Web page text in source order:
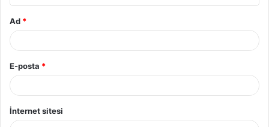
Ad *
E-posta *
İnternet sitesi